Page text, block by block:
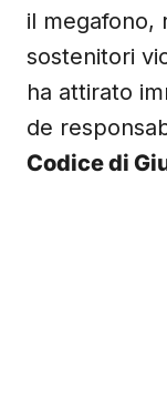
il megafono,
sostenitori
ha attirato
de
Codice di